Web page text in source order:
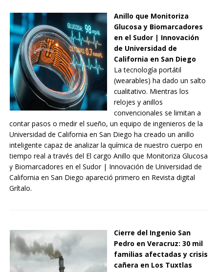
Anillo que Monitoriza
Glucosa y Biomarcadores
en el Sudor | Innovación
de Universidad de
California en San Diego
La tecnología portátil
(wearables) ha dado un salto
cualitativo. Mientras los
relojes y anillos
convencionales se limitan a
contar pasos o medir el sueño, un equipo de ingenieros de la
Universidad de California en San Diego ha creado un anillo
inteligente capaz de analizar la química de nuestro cuerpo en
tiempo real a través del El cargo Anillo que Monitoriza Glucosa
y Biomarcadores en el Sudor | Innovación de Universidad de
California en San Diego apareció primero en Revista digital
Grítalo.
Cierre del Ingenio San
Pedro en Veracruz: 30 mil
familias afectadas y crisis
cañera en Los Tuxtlas